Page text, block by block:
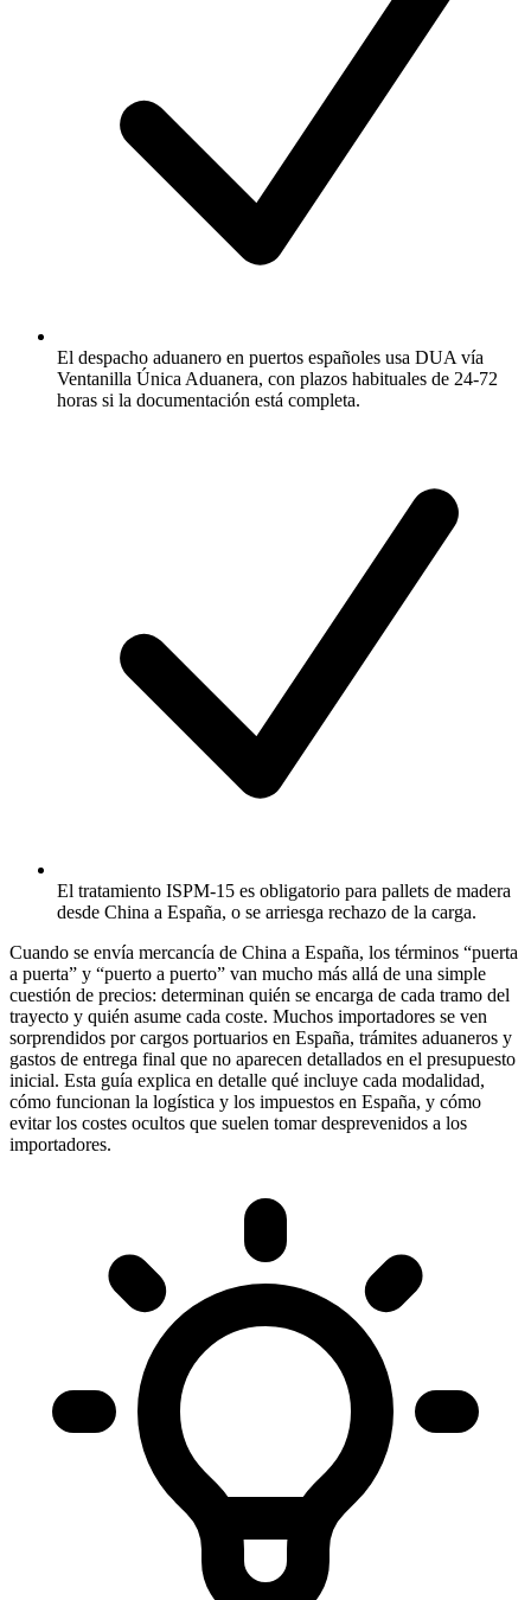
El despacho aduanero en puertos españoles usa DUA vía
Ventanilla Única Aduanera, con plazos habituales de 24-72
horas si la documentación está completa.
El tratamiento ISPM-15 es obligatorio para pallets de madera
desde China a España, o se arriesga rechazo de la carga.
Cuando se envía mercancía de China a España, los términos “puerta
a puerta” y “puerto a puerto” van mucho más allá de una simple
cuestión de precios: determinan quién se encarga de cada tramo del
trayecto y quién asume cada coste. Muchos importadores se ven
sorprendidos por cargos portuarios en España, trámites aduaneros y
gastos de entrega final que no aparecen detallados en el presupuesto
inicial. Esta guía explica en detalle qué incluye cada modalidad,
cómo funcionan la logística y los impuestos en España, y cómo
evitar los costes ocultos que suelen tomar desprevenidos a los
importadores.